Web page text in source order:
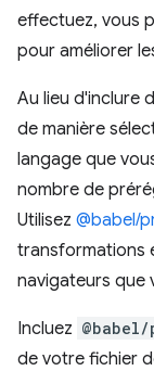
effectuez, vous
pour améliorer
Au lieu d'inclure
de manière
langage que
nombre de
Utilisez @babel/
transformations
navigateurs que
Incluez
de votre fichier